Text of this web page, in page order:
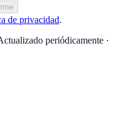
de privacidad.
periódicamente ·